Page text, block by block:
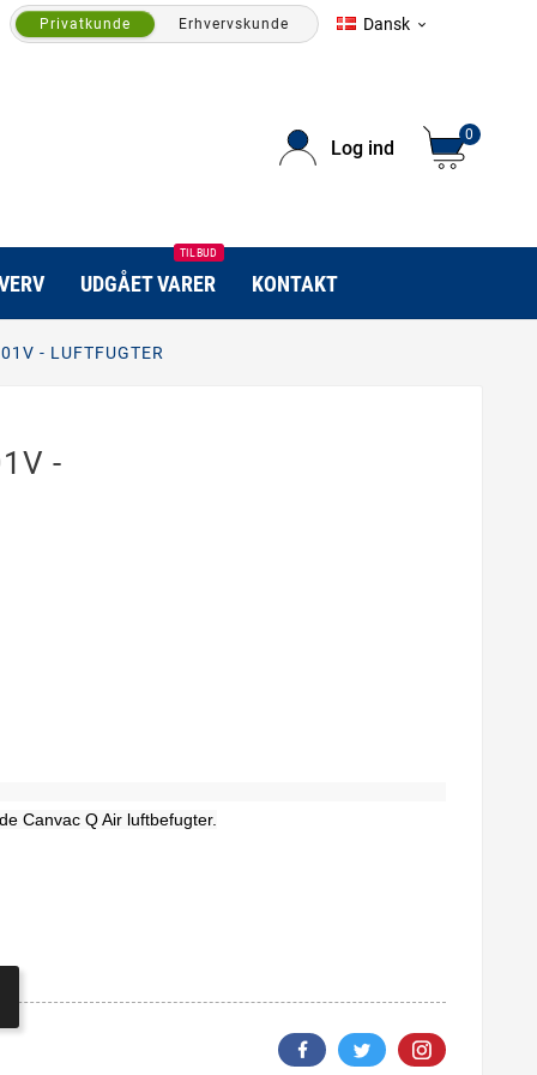
Privatkunde Erhvervskunde Dansk 
Log ind
0
UDGÅET VARER
TILBUD
KONTAKT
- LUFTFUGTER
-
Canvac Q Air luftbefugter.